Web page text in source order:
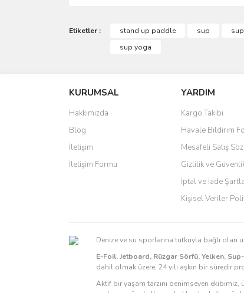
Görüş ve önerileriniz için teşekkür ederiz.
Ürün bilgilerinde hatalar bulunuyor.
Ürün fiyatı diğer sitelerden daha pahalı.
Bu ürüne benzer farklı alternatifler olmalı.
Etiketler : stand up paddle sup
sup yoga
KURUMSAL
Hakkımızda
Blog
İletişim
İletişim Formu
YARDIM
Kargo Takibi
Havale Bildirim
Mesafeli Satış
Gizlilik ve
İptal ve İade
Kişisel Veriler
Denize ve su sporlarına tutkuyla bağlı olan
E-Foil, Jetboard, Rüzgar Sörfü, Yelken,
dahil olmak üzere, 24 yılı aşkın bir süredir
Aktif bir yaşam tarzını benimseyen